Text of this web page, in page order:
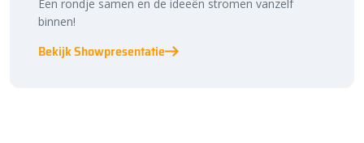
Een rondje samen en de ideeën stromen vanzelf
binnen!
Bekijk Showpresentatie